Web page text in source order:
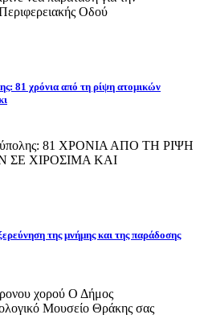
Οδού
81 χρόνια από τη ρίψη ατομικών
81 ΧΡΟΝΙΑ ΑΠΟ ΤΗ ΡΙΨΗ
ΧΙΡΟΣΙΜΑ ΚΑΙ
της μνήμης και της παράδοσης
χορού Ο Δήμος
Μουσείο Θράκης σας